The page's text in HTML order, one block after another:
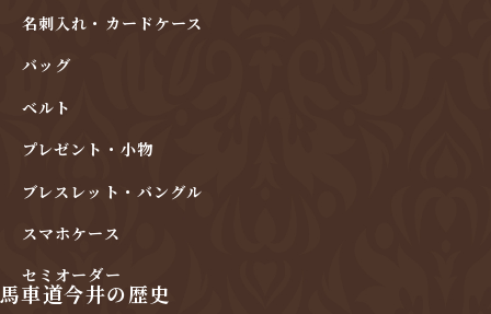
名刺入れ・カードケース
バッグ
ベルト
プレゼント・小物
ブレスレット・バングル
スマホケース
セミオーダー
馬車道今井の歴史